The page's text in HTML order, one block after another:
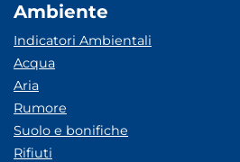
Ambiente
Indicatori Ambientali
Acqua
Aria
Rumore
Suolo e bonifiche
Rifiuti